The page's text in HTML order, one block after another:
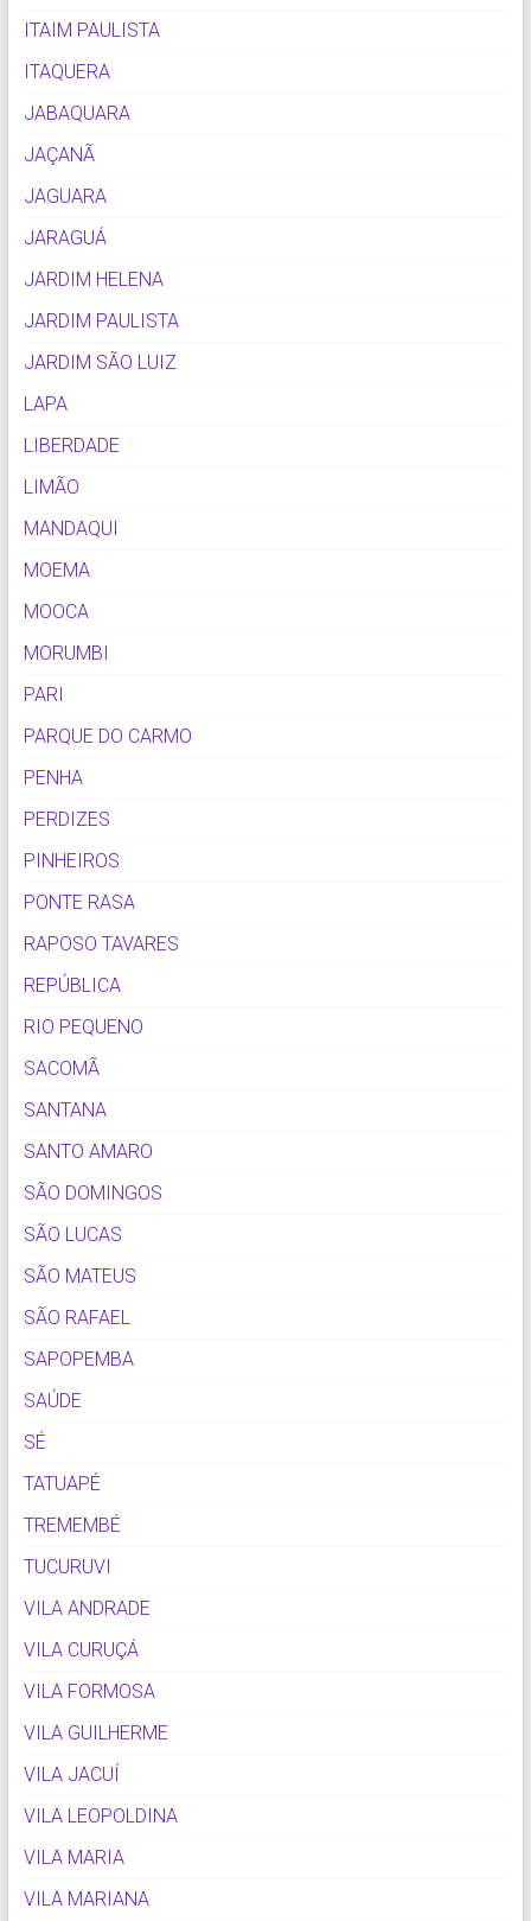
ITAIM PAULISTA
ITAQUERA
JABAQUARA
JAÇANÃ
JAGUARA
JARAGUÁ
JARDIM HELENA
JARDIM PAULISTA
JARDIM SÃO LUIZ
LAPA
LIBERDADE
LIMÃO
MANDAQUI
MOEMA
MOOCA
MORUMBI
PARI
PARQUE DO CARMO
PENHA
PERDIZES
PINHEIROS
PONTE RASA
RAPOSO TAVARES
REPÚBLICA
RIO PEQUENO
SACOMÃ
SANTANA
SANTO AMARO
SÃO DOMINGOS
SÃO LUCAS
SÃO MATEUS
SÃO RAFAEL
SAPOPEMBA
SAÚDE
SÉ
TATUAPÉ
TREMEMBÉ
TUCURUVI
VILA ANDRADE
VILA CURUÇÁ
VILA FORMOSA
VILA GUILHERME
VILA JACUÍ
VILA LEOPOLDINA
VILA MARIA
VILA MARIANA